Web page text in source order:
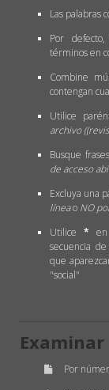
Las palabras
Por
términos en
Combine
contengan
Utilice
archivo
Busque
de acceso
Excluya una
líneao NO
Utilice *
secuencia
que
"social"
Examinar
Por